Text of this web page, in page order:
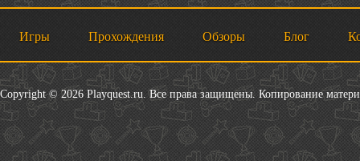
Игры Прохождения Обзоры Блог
Copyright © 2026 Playquest.ru. Все права защищены. Копирование